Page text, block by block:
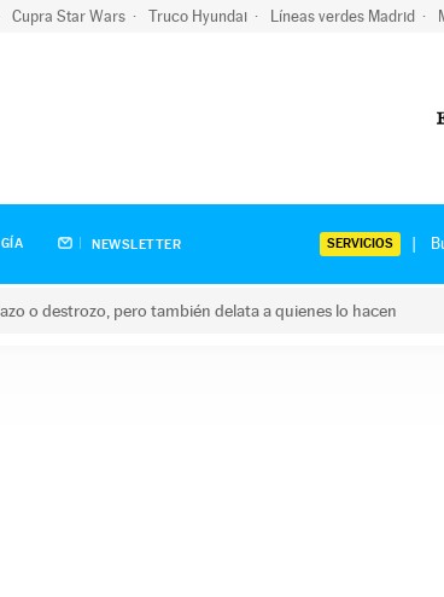
Cupra Star Wars Truco Hyundai Líneas verdes Madrid
NEWSLETTER SERVICIOS
o destrozo, pero también delata a quienes lo hacen